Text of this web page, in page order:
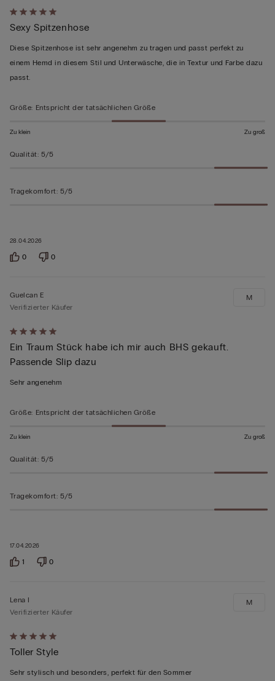
Mit
5
von
5
bewertet
28.04.2026
Sexy Spitzenhose
Diese Spitzenhose ist sehr angenehm zu tragen und passt perfekt zu
einem Hemd in diesem Stil und Unterwäsche, die in Textur und Farbe dazu
passt.
Größe: Entspricht der tatsächlichen Größe
Zu klein Zu groß
Qualität: 5/5
Tragekomfort: 5/5
0 0
Mit
5
von
5
17.04.2026
Guelcan E
Verifizierter Käufer
Ein Traum Stück habe ich mir auch BHS gekauft.
Passende Slip dazu
Sehr angenehm
M
Größe: Entspricht der tatsächlichen Größe
Zu klein Zu groß
Qualität: 5/5
Tragekomfort: 5/5
1 0
Mit
5
von
Lena I
Verifizierter Käufer
Toller Style
Sehr stylisch und besonders, perfekt für den Sommer
M